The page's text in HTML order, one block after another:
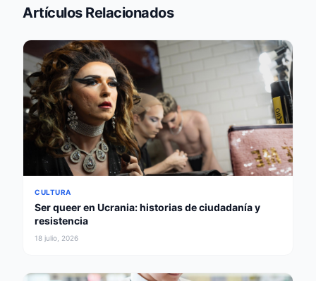
Artículos Relacionados
CULTURA
Ser queer en Ucrania: historias de ciudadanía y
resistencia
18 julio, 2026